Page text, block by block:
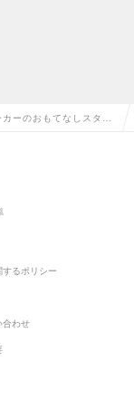
ーのおもてなしスタッ
の求人情報
るポリシー
合わせ